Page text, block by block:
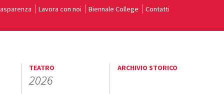
Lavora con noi Biennale College Contatti
TEATRO
2026
ARCHIVIO STORICO